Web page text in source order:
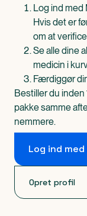
Log ind med
Hvis det er
om at
Se alle dine
medicin i
Færdiggør
Bestiller du inden
pakke samme
nemmere.
Log ind med
Opret profil